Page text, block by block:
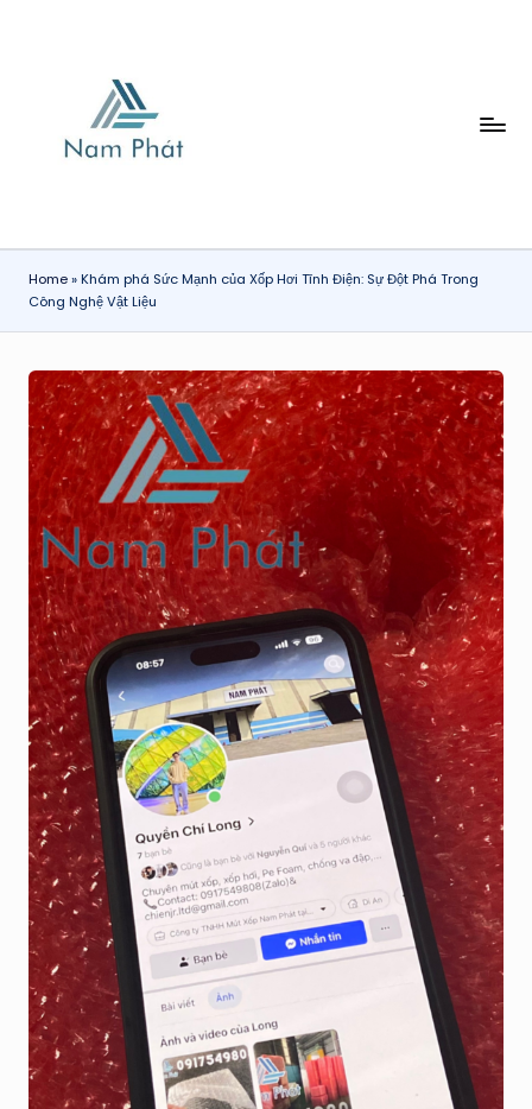
H
Ơ
I
N
A
M
P
H
Á
T
Home»Khám phá Sức Mạnh của Xốp Hơi Tĩnh Điện: Sự Đột Phá Trong
Công Nghệ Vật Liệu